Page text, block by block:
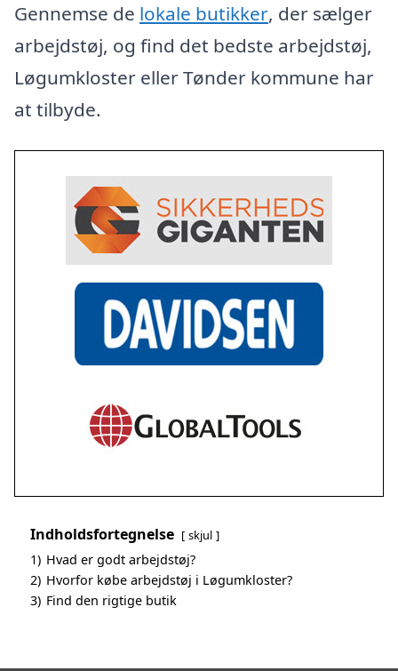
Gennemse de lokale butikker, der sælger
arbejdstøj, og find det bedste arbejdstøj,
Løgumkloster eller Tønder kommune har
at tilbyde.
Indholdsfortegnelse skjul
1) Hvad er godt arbejdstøj?
2) Hvorfor købe arbejdstøj i Løgumkloster?
3) Find den rigtige butik